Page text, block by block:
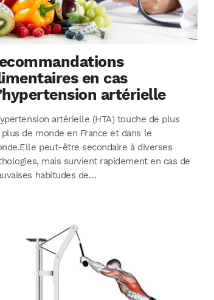
en cas
artérielle
artérielle (HTA) touche de plus
plus de monde en France et dans le
peut-être secondaire à diverses
mais survient rapidement en cas de
habitudes de…